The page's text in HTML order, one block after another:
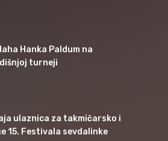
Hanka Paldum na
turneji
ulaznica za takmičarsko i
15. Festivala sevdalinke